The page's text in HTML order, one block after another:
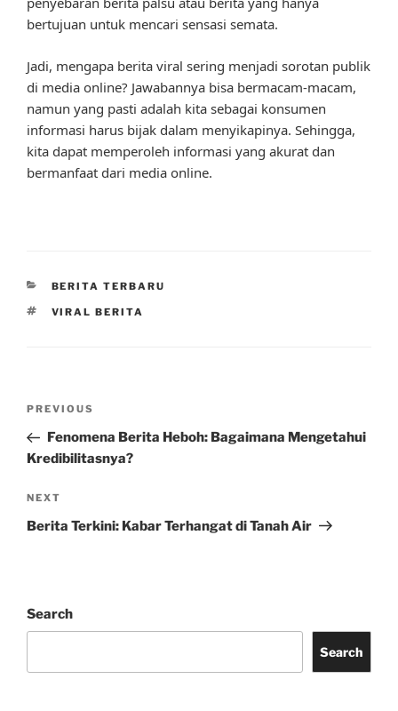
bertujuan untuk mencari sensasi semata.
Jadi, mengapa berita viral sering menjadi sorotan publik
di media online? Jawabannya bisa bermacam-macam,
namun yang pasti adalah kita sebagai konsumen
informasi harus bijak dalam menyikapinya. Sehingga,
kita dapat memperoleh informasi yang akurat dan
bermanfaat dari media online.
CATEGORIES
BERITA TERBARU
TAGS
VIRAL BERITA
Previous
Post
PREVIOUS
Fenomena Berita Heboh: Bagaimana Mengetahui
Kredibilitasnya?
Next
Post
NEXT
Berita Terkini: Kabar Terhangat di Tanah Air
Search
Search